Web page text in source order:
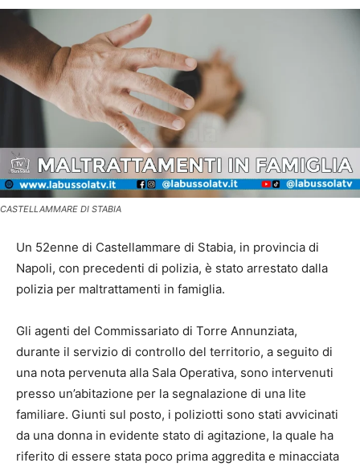
CASTELLAMMARE DI STABIA
Un 52enne di Castellammare di Stabia, in provincia di
Napoli, con precedenti di polizia, è stato arrestato dalla
polizia per maltrattamenti in famiglia.
Gli agenti del Commissariato di Torre Annunziata,
durante il servizio di controllo del territorio, a seguito di
una nota pervenuta alla Sala Operativa, sono intervenuti
presso un’abitazione per la segnalazione di una lite
familiare. Giunti sul posto, i poliziotti sono stati avvicinati
da una donna in evidente stato di agitazione, la quale ha
riferito di essere stata poco prima aggredita e minacciata